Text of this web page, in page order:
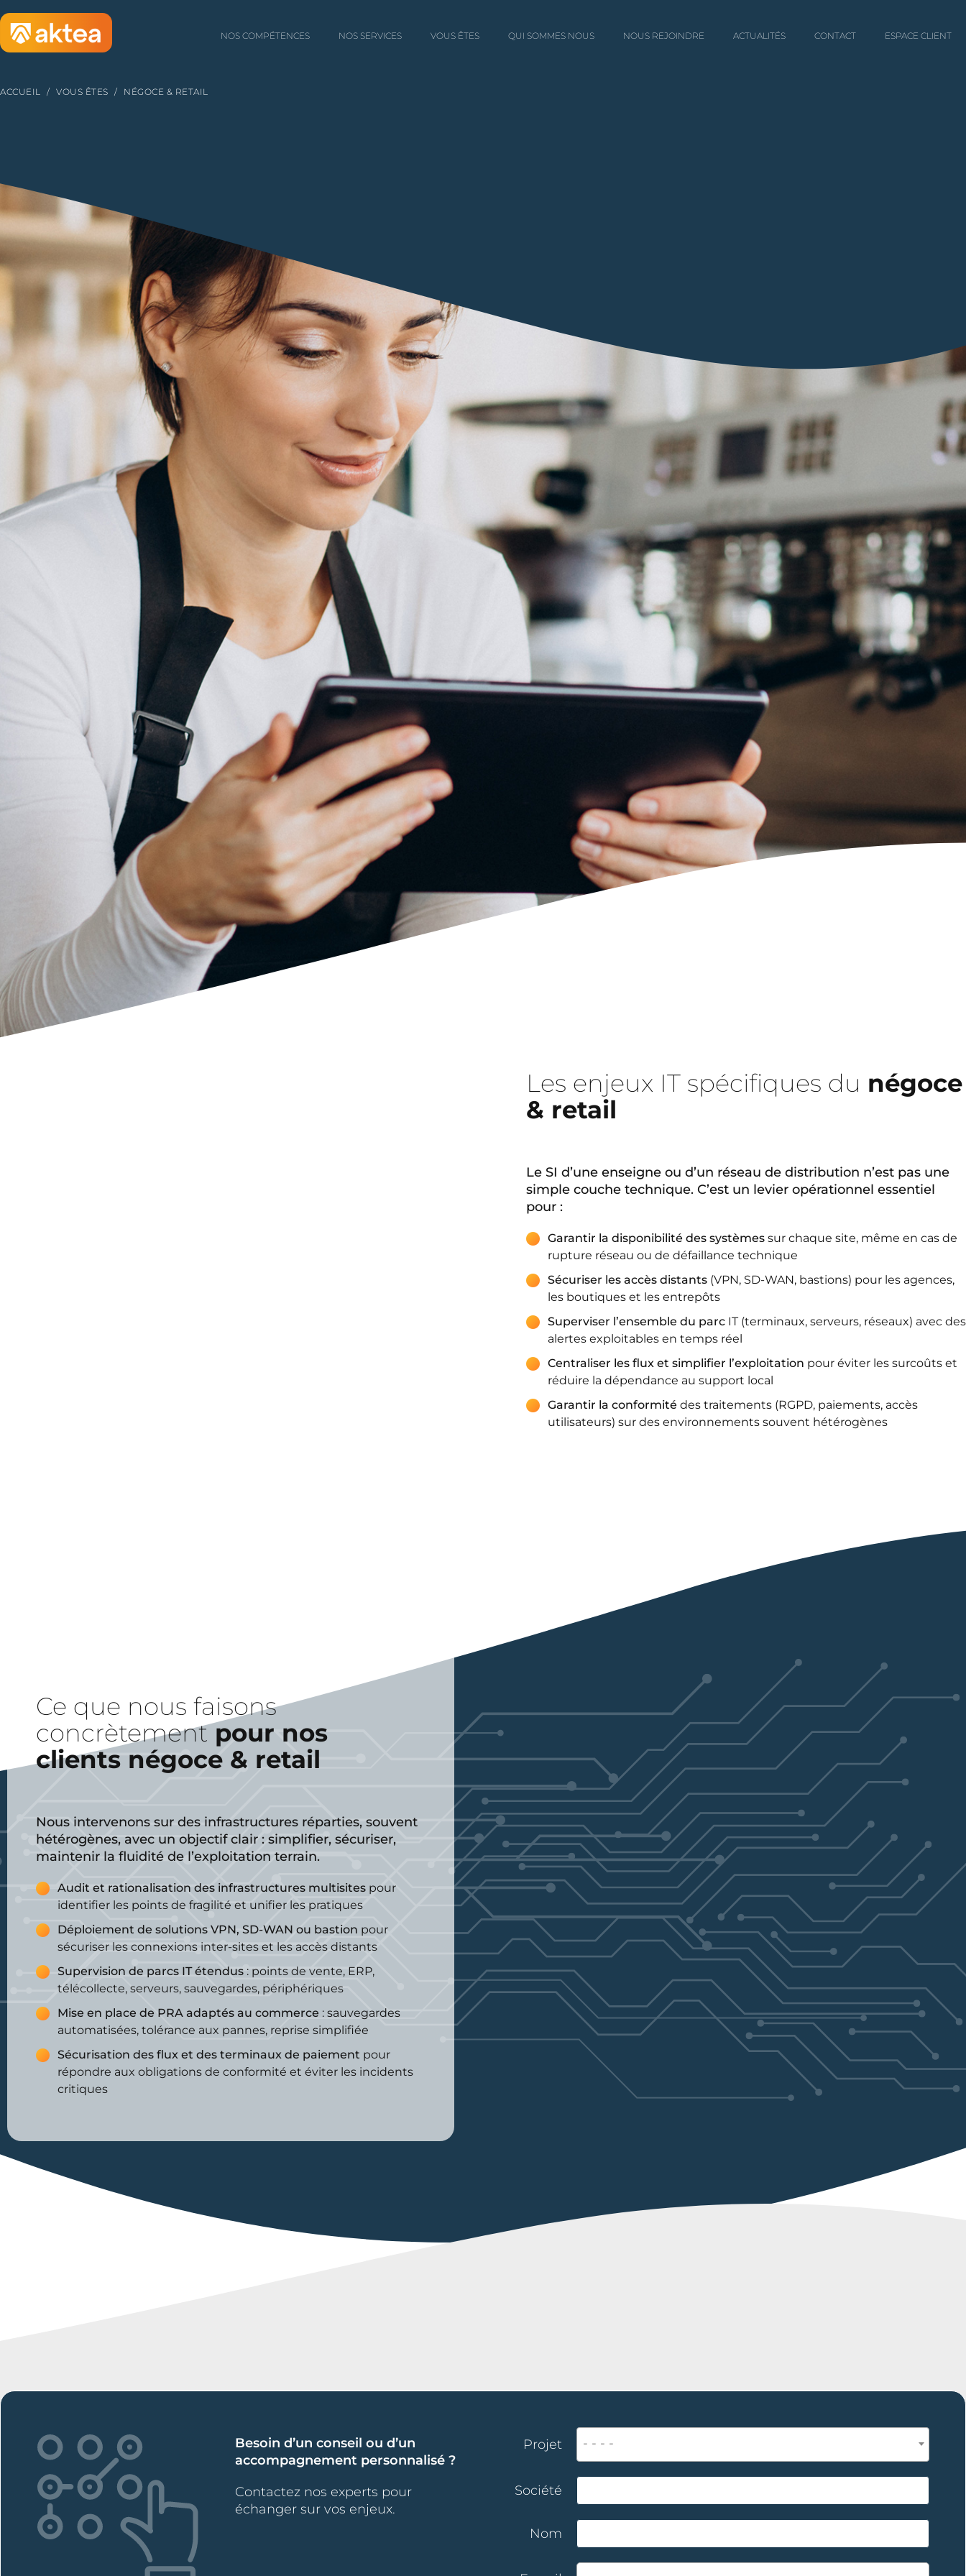
NOS COMPÉTENCES NOS SERVICES VOUS ÊTES QUI SOMMES NOUS NOUS REJOINDRE ACTUALITÉS CONTACT ESPACE CLIENT
ACCUEIL / VOUS ÊTES / NÉGOCE & RETAIL
votre projet
Projet - - - -
Société
E-mail
Téléphone
Les enjeux IT spécifiques du négoce
& retail
Le SI d’une enseigne ou d’un réseau de distribution n’est pas une
simple couche technique. C’est un levier opérationnel essentiel
pour :
Garantir la disponibilité des systèmes sur chaque site, même en cas de
rupture réseau ou de défaillance technique
Sécuriser les accès distants (VPN, SD-WAN, bastions) pour les agences,
les boutiques et les entrepôts
Superviser l’ensemble du parc IT (terminaux, serveurs, réseaux) avec des
alertes exploitables en temps réel
Centraliser les flux et simplifier l’exploitation pour éviter les surcoûts et
réduire la dépendance au support local
Garantir la conformité des traitements (RGPD, paiements, accès
utilisateurs) sur des environnements souvent hétérogènes
Ce que nous faisons
concrètementpour nos
clients négoce & retail
Nous intervenons sur des infrastructures réparties, souvent
hétérogènes, avec un objectif clair : simplifier, sécuriser,
maintenir la fluidité de l’exploitation terrain.
Audit et rationalisation des infrastructures multisites pour
identifier les points de fragilité et unifier les pratiques
Déploiement de solutions VPN, SD-WAN ou bastion pour
sécuriser les connexions inter-sites et les accès distants
Supervision de parcs IT étendus : points de vente, ERP,
télécollecte, serveurs, sauvegardes, périphériques
Mise en place de PRA adaptés au commerce : sauvegardes
automatisées, tolérance aux pannes, reprise simplifiée
Sécurisation des flux et des terminaux de paiement pour
répondre aux obligations de conformité et éviter les incidents
critiques
Besoin d’un conseil ou d’un
accompagnement personnalisé ?
Contactez nos experts pour
échanger sur vos enjeux.
Projet - - - -
Société
Nom